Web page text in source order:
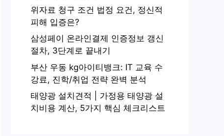
위자료 청구 조건 법정 요건, 정신적
피해 입증은?
삼성페이 온라인결제 인증정보 갱신
절차, 3단계로 끝내기
부산 우동 kg아이티뱅크: IT 교육 수
강료, 진학/취업 전략 완벽 분석
태양광 설치견적 | 가정용 태양광 설
치비용 계산, 5가지 핵심 체크리스트